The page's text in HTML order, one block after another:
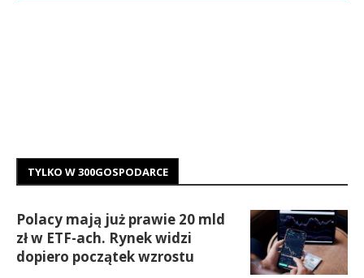
TYLKO W 300GOSPODARCE
Polacy mają już prawie 20 mld
zł w ETF-ach. Rynek widzi
dopiero początek wzrostu